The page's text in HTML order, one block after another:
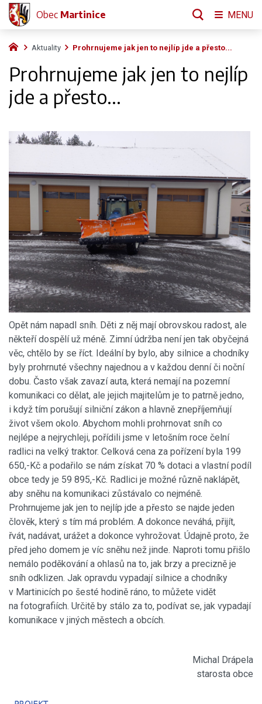
Aktuality Prohrnujeme jak jen to nejlíp jde a přesto...
Prohrnujeme jak jen to nejlíp
jde a přesto...
Opět nám napadl sníh. Děti z něj mají obrovskou radost, ale
někteří dospělí už méně. Zimní údržba není jen tak obyčejná
věc, chtělo by se říct. Ideální by bylo, aby silnice a chodníky
byly prohrnuté všechny najednou a v každou denní či noční
dobu. Často však zavazí auta, která nemají na pozemní
komunikaci co dělat, ale jejich majitelům je to patrně jedno,
i když tím porušují silniční zákon a hlavně znepříjemňují
život všem okolo. Abychom mohli prohrnovat sníh co
nejlépe a nejrychleji, pořídili jsme v letošním roce čelní
radlici na velký traktor. Celková cena za pořízení byla 199
650,-Kč a podařilo se nám získat 70 % dotaci a vlastní podíl
obce tedy je 59 895,-Kč. Radlici je možné různě naklápět,
aby sněhu na komunikaci zůstávalo co nejméně.
Prohrnujeme jak jen to nejlíp jde a přesto se najde jeden
člověk, který s tím má problém. A dokonce neváhá, přijít,
řvát, nadávat, urážet a dokonce vyhrožovat. Údajně proto, že
před jeho domem je víc sněhu než jinde. Naproti tomu přišlo
nemálo poděkování a ohlasů na to, jak brzy a precizně je
sníh odklizen. Jak opravdu vypadají silnice a chodníky
v Martinicích po šesté hodině ráno, to můžete vidět
na fotografiích. Určitě by stálo za to, podívat se, jak vypadají
komunikace v jiných městech a obcích.
Michal Drápela
starosta obce
Obec Martinice MENU